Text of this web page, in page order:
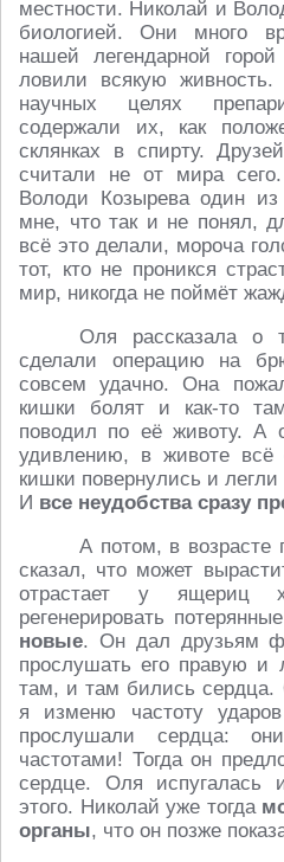
местности. Николай и
биологией. Они много
нашей легендарной
ловили всякую
научных целях
содержали их, как
склянках в спирту.
считали не от мира
Володи Козырева один из
мне, что так и не понял,
всё это делали, мороча
тот, кто не проникся
мир, никогда не поймёт
Оля рассказала о
сделали операцию на
совсем удачно. Она
кишки болят и как-то
поводил по её животу. А
удивлению, в животе всё
кишки повернулись и
И все неудобства сразу
А потом, в возрасте
сказал, что может
отрастает у ящериц
регенерировать
новые. Он дал друзьям
прослушать его правую и
там, и там бились сердца.
я изменю частоту
прослушали сердца:
частотами! Тогда он
сердце. Оля испугалась
этого. Николай уже тогда
органы, что он позже